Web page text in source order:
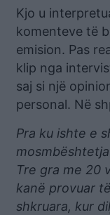
Kjo u
komenteve të
emision. Pas
klip nga
saj si një
personal. Në
Pra ku ishte e
Tre gra me 20
kanë provuar
shkruara, kur